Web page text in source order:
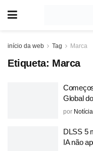
início da web Tag Marca
Etiqueta: Marca
Global
por
DLSS 5
IA não